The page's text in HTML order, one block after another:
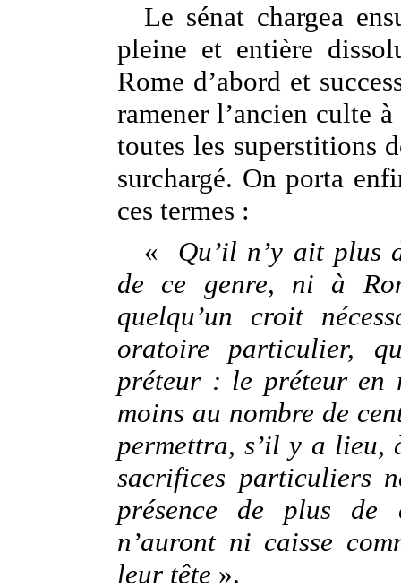
Le sénat chargea
pleine et entière
Rome d’abord et
ramener l’ancien culte
toutes les superstitions
surchargé. On porta
ces termes :
« Qu’il n’y ait plus
de ce genre, ni à
quelqu’un croit
oratoire particulier,
préteur : le préteur en
moins au nombre de
permettra, s’il y a lieu,
sacrifices particuliers
présence de plus de
n’auront ni caisse
leur tête ».